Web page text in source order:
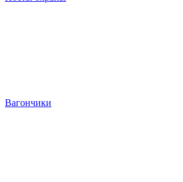
Вагончики